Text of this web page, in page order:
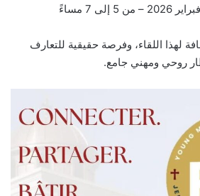
لهذا اللقاء، وفرصة حقيقية للتعارف
روحي ومهني جامع.